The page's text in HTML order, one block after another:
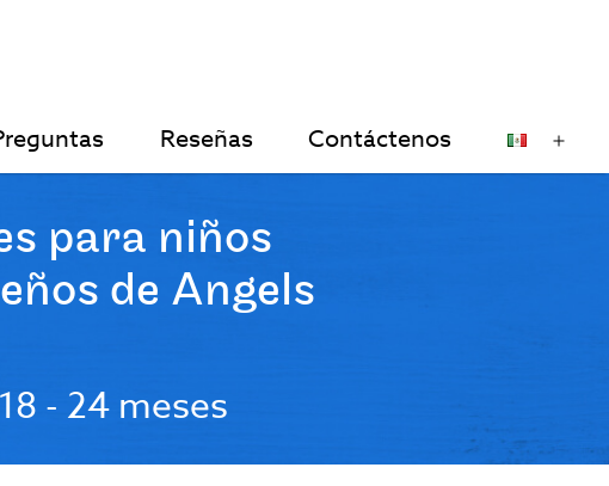
Reseñas Contáctenos
para niños
de Angels
- 24 meses